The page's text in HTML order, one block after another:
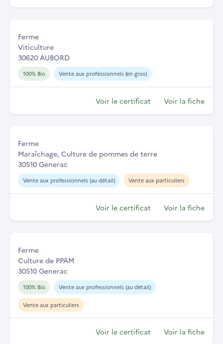
Ferme
Viticulture
30620 AUBORD
100% Bio Vente aux professionnels (en gros)
Voir le certificat Voir la fiche
Ferme
Maraîchage, Culture de pommes de terre
30510 Generac
Vente aux professionnels (au détail) Vente aux particuliers
Voir le certificat Voir la fiche
Ferme
Culture de PPAM
30510 Generac
100% Bio Vente aux professionnels (au détail)
Vente aux particuliers
Voir le certificat Voir la fiche